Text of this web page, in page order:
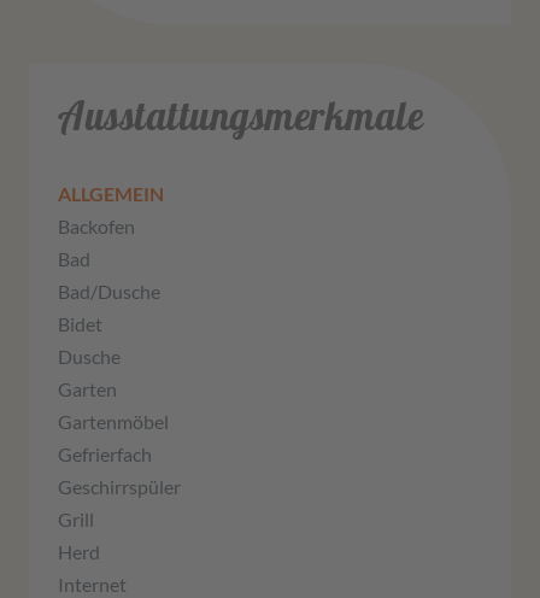
Ausstattungsmerkmale
ALLGEMEIN
Backofen
Bad
Bad/Dusche
Bidet
Dusche
Garten
Gartenmöbel
Gefrierfach
Geschirrspüler
Grill
Herd
Internet